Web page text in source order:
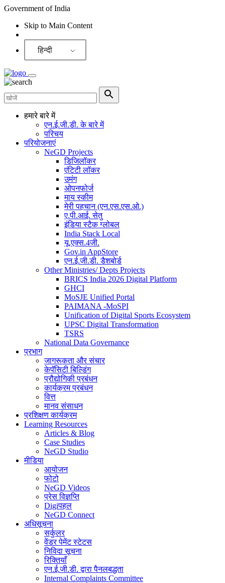
Government of India
Skip to Main Content
हिन्दी
हमारे बारे में
एन.ई.जी.डी. के बारे में
परिचय
परियोजनाएं
NeGD Projects
डिजिलॉकर
एंटिटी लॉकर
उमंग
ओपनफोर्ज
माय स्कीम
मेरी पहचान (एन.एस.एस.ओ.)
ए.पी.आई. सेतु
इंडिया स्टैक ग्लोबल
India Stack Local
यू.एक्स.4जी.
Gov.in AppStore
एन.ई.जी.डी. डैशबोर्ड
Other Ministries/ Depts Projects
BRICS India 2026 Digital Platform
GHCI
MoSJE Unified Portal
PAIMANA -MoSPI
Unification of Digital Sports Ecosystem
UPSC Digital Transformation
TSRS
National Data Governance
प्रभाग
जागरूकता और संचार
केपॅसिटी बिल्डिंग
प्रौद्योगिकी प्रबंधन
कार्यक्रम प्रबंधन
वित्त
मानव संसाधन
प्रशिक्षण कार्यक्रम
Learning Resources
Articles & Blog
Case Studies
NeGD Studio
मीडिया
आयोजन
फोटो
NeGD Videos
प्रेस विज्ञप्ति
Digiपहल
NeGD Connect
अधिसूचना
सर्कुलर
वेंडर पेमेंट स्टेटस
निविदा सूचना
रिक्तियाँ
एन.ई.जी.डी. द्वारा पैनलबद्धता
Internal Complaints Committee